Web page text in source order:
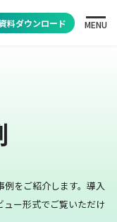
料ダウンロード MENU
をご紹介します。 導入
ー形式でご覧いただけ